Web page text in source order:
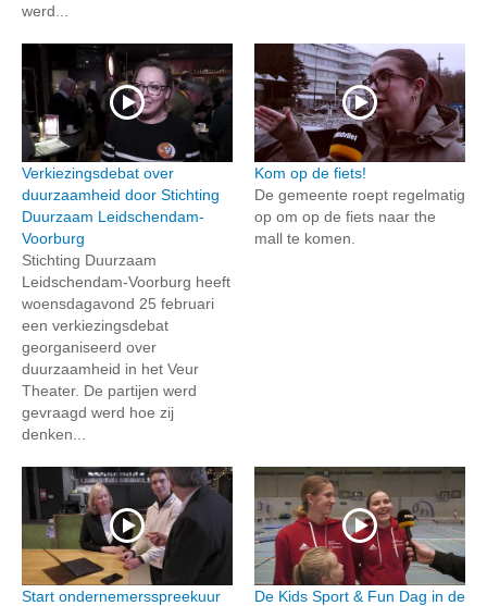
werd...
Verkiezingsdebat over
duurzaamheid door Stichting
Duurzaam Leidschendam-
Voorburg
Stichting Duurzaam
Leidschendam-Voorburg heeft
woensdagavond 25 februari
een verkiezingsdebat
georganiseerd over
duurzaamheid in het Veur
Theater. De partijen werd
gevraagd werd hoe zij
denken...
Kom op de fiets!
De gemeente roept regelmatig
op om op de fiets naar the
mall te komen.
Start ondernemersspreekuur
De Kids Sport & Fun Dag in de